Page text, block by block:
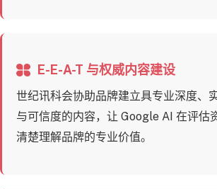
E-E-A-T 与权威内容建设
世纪讯科会协助品牌建立具专业深度、
与可信度的内容，让 Google AI 在评估
清楚理解品牌的专业价值。